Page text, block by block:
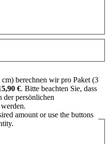
berechnen wir pro Paket (3
€. Bitte beachten Sie, dass
der persönlichen
amount or use the buttons